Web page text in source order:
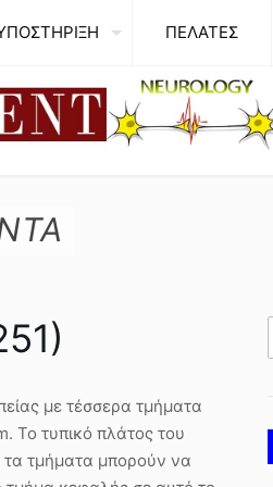
ΠΕΛΑΤΕΣ
με τέσσερα τμήματα
Το τυπικό πλάτος του
τα τμήματα μπορούν να